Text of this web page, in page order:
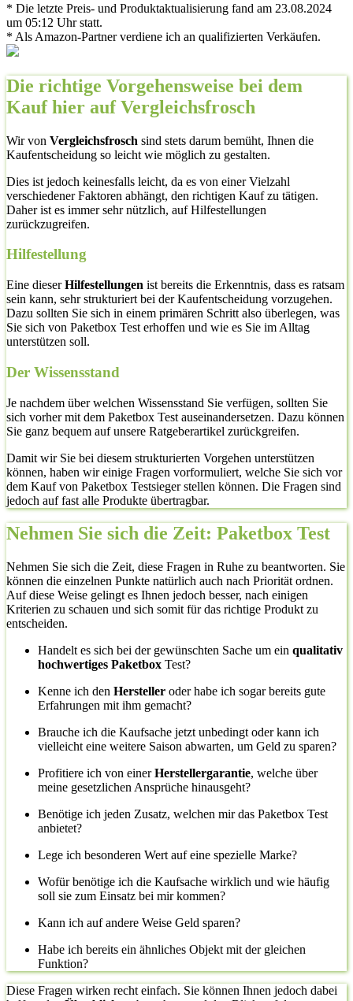
* Die letzte Preis- und Produktaktualisierung fand am 23.08.2024
um 05:12 Uhr statt.
* Als Amazon-Partner verdiene ich an qualifizierten Verkäufen.
Die richtige Vorgehensweise bei dem
Kauf hier auf Vergleichsfrosch
Wir von Vergleichsfrosch sind stets darum bemüht, Ihnen die
Kaufentscheidung so leicht wie möglich zu gestalten.
Dies ist jedoch keinesfalls leicht, da es von einer Vielzahl
verschiedener Faktoren abhängt, den richtigen Kauf zu tätigen.
Daher ist es immer sehr nützlich, auf Hilfestellungen
zurückzugreifen.
Hilfestellung
Eine dieserHilfestellungen ist bereits die Erkenntnis, dass es ratsam
sein kann, sehr strukturiert bei der Kaufentscheidung vorzugehen.
Dazu sollten Sie sich in einem primären Schritt also überlegen, was
Sie sich von Paketbox Test erhoffen und wie es Sie im Alltag
unterstützen soll.
Der Wissensstand
Je nachdem über welchen Wissensstand Sie verfügen, sollten Sie
sich vorher mit dem Paketbox Test auseinandersetzen. Dazu können
Sie ganz bequem auf unsere Ratgeberartikel zurückgreifen.
Damit wir Sie bei diesem strukturierten Vorgehen unterstützen
können, haben wir einige Fragen vorformuliert, welche Sie sich vor
dem Kauf von Paketbox Testsieger stellen können. Die Fragen sind
jedoch auf fast alle Produkte übertragbar.
Nehmen Sie sich die Zeit: Paketbox Test
Nehmen Sie sich die Zeit, diese Fragen in Ruhe zu beantworten. Sie
können die einzelnen Punkte natürlich auch nach Priorität ordnen.
Auf diese Weise gelingt es Ihnen jedoch besser, nach einigen
Kriterien zu schauen und sich somit für das richtige Produkt zu
entscheiden.
Handelt es sich bei der gewünschten Sache um ein qualitativ
hochwertiges Paketbox Test?
Kenne ich den Hersteller oder habe ich sogar bereits gute
Erfahrungen mit ihm gemacht?
Brauche ich die Kaufsache jetzt unbedingt oder kann ich
vielleicht eine weitere Saison abwarten, um Geld zu sparen?
Profitiere ich von einerHerstellergarantie, welche über
meine gesetzlichen Ansprüche hinausgeht?
Benötige ich jeden Zusatz, welchen mir das Paketbox Test
anbietet?
Lege ich besonderen Wert auf eine spezielle Marke?
Wofür benötige ich die Kaufsache wirklich und wie häufig
soll sie zum Einsatz bei mir kommen?
Kann ich auf andere Weise Geld sparen?
Habe ich bereits ein ähnliches Objekt mit der gleichen
Funktion?
Diese Fragen wirken recht einfach. Sie können Ihnen jedoch dabei